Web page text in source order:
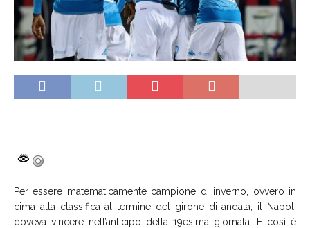
Per essere matematicamente campione di inverno, ovvero in
cima alla classifica al termine del girone di andata, il Napoli
doveva vincere nell’anticipo della 19esima giornata. E così è